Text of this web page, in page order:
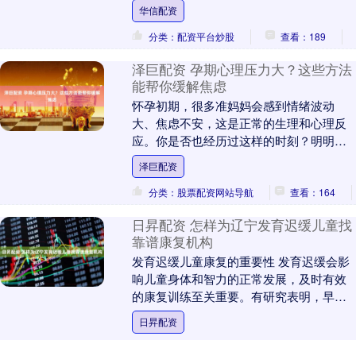
达，弃养现象也十....
华信配资
分类：配资平台炒股
查看：189
泽巨配资 孕期心理压力大？这些方法
能帮你缓解焦虑
怀孕初期，很多准妈妈会感到情绪波动
大、焦虑不安，这是正常的生理和心理反
应。你是否也经历过这样的时刻？明明身
体还健康，却总是莫名烦躁，甚至对未来
的育儿生活充满担忧....
泽巨配资
分类：股票配资网站导航
查看：164
日昇配资 怎样为辽宁发育迟缓儿童找
靠谱康复机构
发育迟缓儿童康复的重要性 发育迟缓会影
响儿童身体和智力的正常发展，及时有效
的康复训练至关重要。有研究表明，早期
干预能显著改善发育迟缓儿童的预后情
况，提高他们未来....
日昇配资